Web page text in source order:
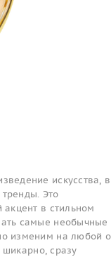
искусства, в
Это
акцент в стильном
самые необычные
изменим на любой
сразу